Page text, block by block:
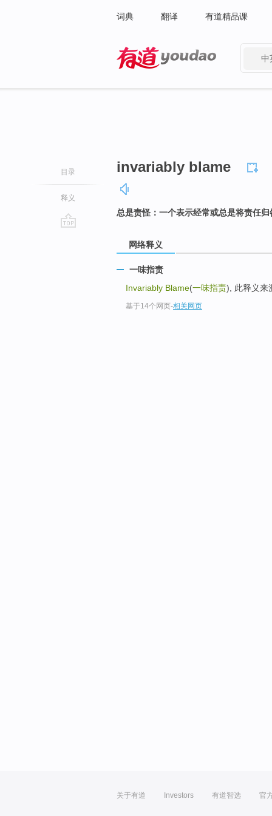
词典 翻译 有道精品课
中
目录
释义
invariably blame
总是责怪：一个表示经常或总是将责任归
网络释义
一味指责
Invariably Blame(一味指责), 此释义来
基于14个网页-相关网页
关于有道 Investors 有道智选 官